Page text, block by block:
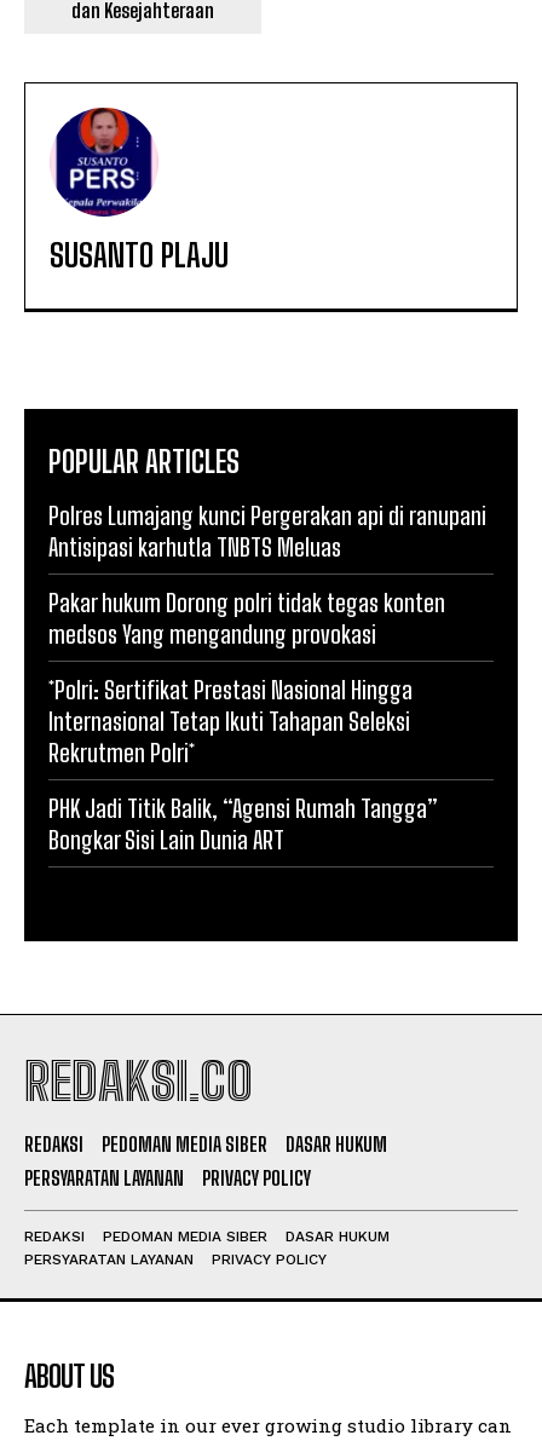
dan Kesejahteraan
SUSANTO PLAJU
POPULAR ARTICLES
Polres Lumajang kunci Pergerakan api di ranupani
Antisipasi karhutla TNBTS Meluas
Pakar hukum Dorong polri tidak tegas konten
medsos Yang mengandung provokasi
*Polri: Sertifikat Prestasi Nasional Hingga
Internasional Tetap Ikuti Tahapan Seleksi
Rekrutmen Polri*
PHK Jadi Titik Balik, “Agensi Rumah Tangga”
Bongkar Sisi Lain Dunia ART
REDAKSI.CO
REDAKSI PEDOMAN MEDIA SIBER
DASAR HUKUM
PERSYARATAN LAYANAN
PRIVACY POLICY
REDAKSI PEDOMAN MEDIA SIBER
DASAR HUKUM
PERSYARATAN LAYANAN
PRIVACY POLICY
ABOUT US
Each template in our ever growing studio library can